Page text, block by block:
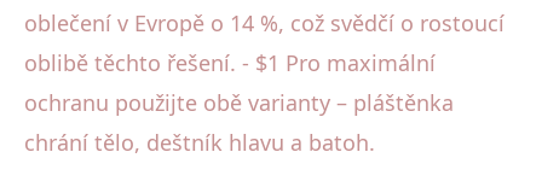
oblečení v Evropě o 14 %, což svědčí o rostoucí
oblibě těchto řešení. - $1 Pro maximální
ochranu použijte obě varianty – pláštěnka
chrání tělo, deštník hlavu a batoh.